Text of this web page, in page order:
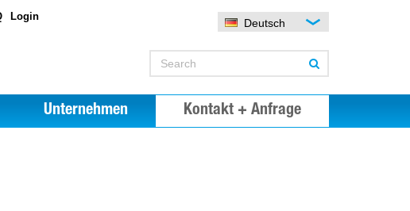
Login
Deutsch
Unternehmen Kontakt + Anfrage